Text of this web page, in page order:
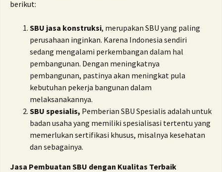
berikut:
SBU jasa konstruksi, merupakan SBU yang paling
perusahaan inginkan. Karena Indonesia sendiri
sedang mengalami perkembangan dalam hal
pembangunan. Dengan meningkatnya
pembangunan, pastinya akan meningkat pula
kebutuhan pekerja bangunan dalam
melaksanakannya.
SBU spesialis, Pemberian SBU Spesialis adalah untuk
badan usaha yang memiliki spesialisasi tertentu yang
memerlukan sertifikasi khusus, misalnya kesehatan
dan sebagainya.
Jasa Pembuatan SBU dengan Kualitas Terbaik